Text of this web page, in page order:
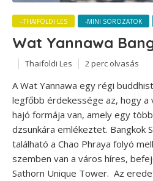
--THAIFÖLDI LES -MINI SOROZATOK
Wat Yannawa
Thaifoldi Les 2 perc olvasás
A Wat Yannawa egy régi
legfőbb érdekessége az, hogy a
hajó formája van, amely egy
dzsunkára emlékeztet. Bangkok
található a Chao Phraya folyó
szemben van a város híres,
Sathorn Unique Tower. Az